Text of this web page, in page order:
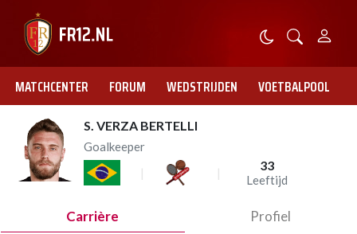
MATCHCENTER FORUM WEDSTRIJDEN VOETBALPOOL
S. VERZA BERTELLI
Goalkeeper
33
Leeftijd
Carrière Profiel